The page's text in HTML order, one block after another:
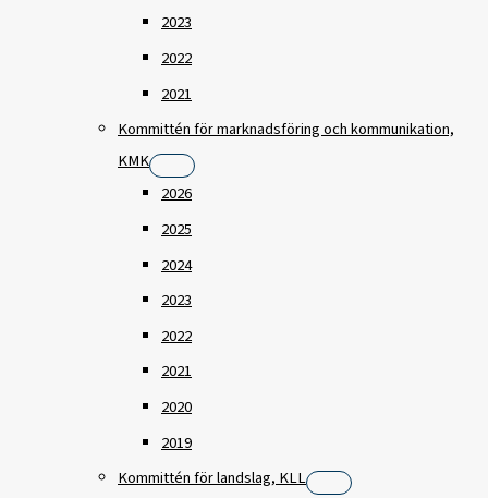
2023
2022
2021
Kommittén för marknadsföring och kommunikation,
KMK
2026
2025
2024
2023
2022
2021
2020
2019
Kommittén för landslag, KLL